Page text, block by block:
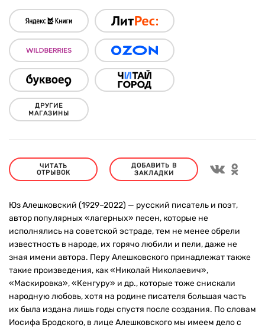
ДРУГИЕ
МАГАЗИНЫ
ЧИТАТЬ
ОТРЫВОК
ДОБАВИТЬ В
ЗАКЛАДКИ
Юз Алешковский (1929–2022) — русский писатель и поэт,
автор популярных «лагерных» песен, которые не
исполнялись на советской эстраде, тем не менее обрели
известность в народе, их горячо любили и пели, даже не
зная имени автора. Перу Алешковского принадлежат также
такие произведения, как «Николай Николаевич»,
«Маскировка», «Кенгуру» и др., которые тоже снискали
народную любовь, хотя на родине писателя большая часть
их была издана лишь годы спустя после создания. По словам
Иосифа Бродского, в лице Алешковского мы имеем дело с